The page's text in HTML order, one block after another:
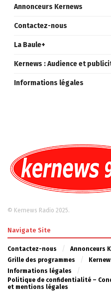
Annonceurs Kernews
Contactez-nous
La Baule+
Kernews : Audience et
Informations légales
© Kernews Radio 2025.
Navigate Site
Contactez-nous
Annonceurs
Grille des programmes
Informations légales
Politique de confidentialité –
et mentions légales